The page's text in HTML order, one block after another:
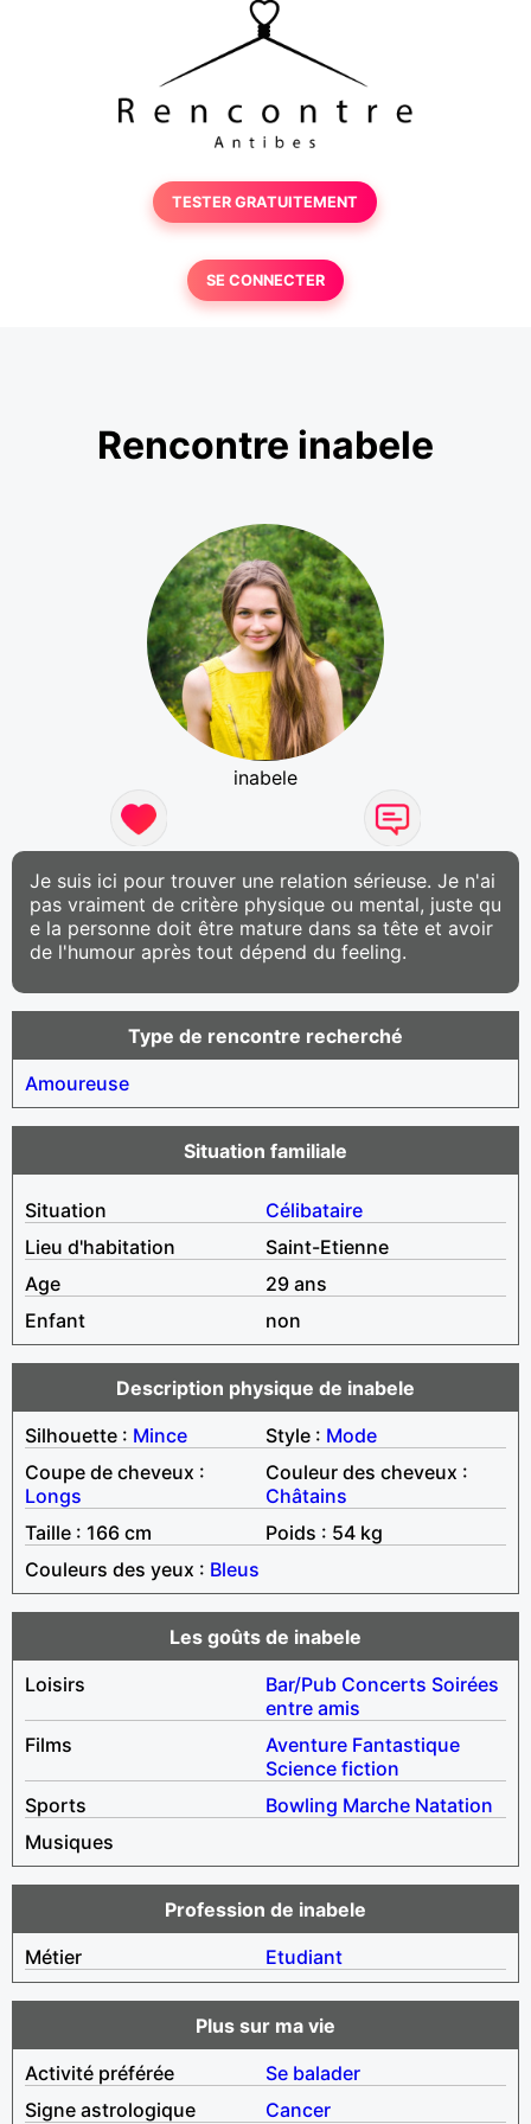
TESTER GRATUITEMENT
SE CONNECTER
Rencontre inabele
inabele
Je suis ici pour trouver une relation sérieuse. Je n'ai
pas vraiment de critère physique ou mental, juste qu
e la personne doit être mature dans sa tête et avoir
de l'humour après tout dépend du feeling.
Type de rencontre recherché
Amoureuse
Situation familiale
Situation
Célibataire
Lieu d'habitation
Saint-Etienne
Age
29 ans
Enfant
non
Description physique de inabele
Silhouette : Mince Style : Mode
Coupe de cheveux :
Longs
Couleur des cheveux :
Châtains
Taille : 166 cm
Poids : 54 kg
Couleurs des yeux : Bleus
Les goûts de inabele
Loisirs
Bar/Pub Concerts Soirées
entre amis
Films
Aventure Fantastique
Science fiction
Sports
Bowling Marche Natation
Musiques
Profession de inabele
Métier
Etudiant
Plus sur ma vie
Activité préférée
Se balader
Signe astrologique
Cancer